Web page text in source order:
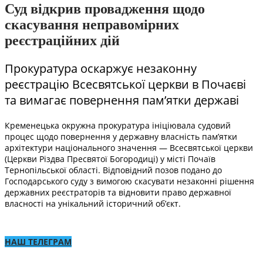
Суд відкрив провадження щодо
скасування неправомірних
реєстраційних дій
Прокуратура оскаржує незаконну
реєстрацію Всесвятської церкви в Почаєві
та вимагає повернення пам’ятки державі
Кременецька окружна прокуратура ініціювала судовий
процес щодо повернення у державну власність пам’ятки
архітектури національного значення — Всесвятської церкви
(Церкви Різдва Пресвятої Богородиці) у місті Почаїв
Тернопільської області. Відповідний позов подано до
Господарського суду з вимогою скасувати незаконні рішення
державних реєстраторів та відновити право державної
власності на унікальний історичний об’єкт.
НАШ ТЕЛЕГРАМ